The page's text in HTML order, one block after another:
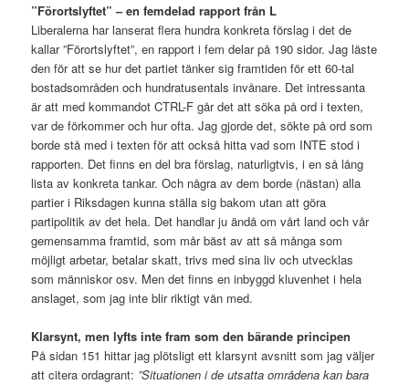
”Förortslyftet” – en femdelad rapport från L
Liberalerna har lanserat flera hundra konkreta förslag i det de
kallar ”Förortslyftet”, en rapport i fem delar på 190 sidor. Jag läste
den för att se hur det partiet tänker sig framtiden för ett 60-tal
bostadsområden och hundratusentals invånare. Det intressanta
är att med kommandot CTRL-F går det att söka på ord i texten,
var de förkommer och hur ofta. Jag gjorde det, sökte på ord som
borde stå med i texten för att också hitta vad som INTE stod i
rapporten. Det finns en del bra förslag, naturligtvis, i en så lång
lista av konkreta tankar. Och några av dem borde (nästan) alla
partier i Riksdagen kunna ställa sig bakom utan att göra
partipolitik av det hela. Det handlar ju ändå om vårt land och vår
gemensamma framtid, som mår bäst av att så många som
möjligt arbetar, betalar skatt, trivs med sina liv och utvecklas
som människor osv. Men det finns en inbyggd kluvenhet i hela
anslaget, som jag inte blir riktigt vän med.
Klarsynt, men lyfts inte fram som den bärande principen
På sidan 151 hittar jag plötsligt ett klarsynt avsnitt som jag väljer
att citera ordagrant: ”Situationen i de utsatta områdena kan bara